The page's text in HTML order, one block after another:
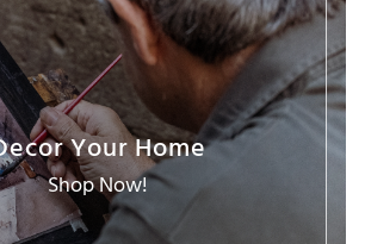
Your Home
Shop Now!